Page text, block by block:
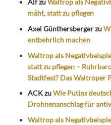
AlfzuWaltrop als
mäht, statt zu pflegen
Axel Günthersbergerzu
entbehrlich machen
Waltrop als
statt zu pflegen –
Stadtfest? Das Waltroper
ACKzuWie Putins
Drohnenanschlag für
Waltrop als